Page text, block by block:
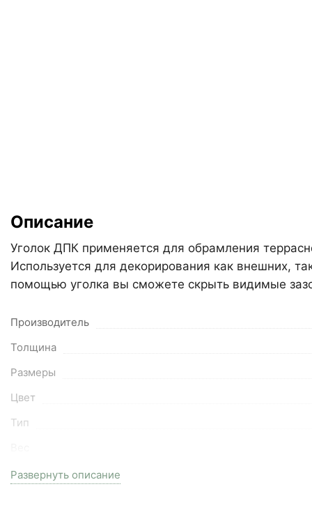
Описание
Уголок ДПК применяется для обрамления
Используется для декорирования как внешних,
помощью уголка вы сможете скрыть видимые
Производитель
Толщина
Размеры
Цвет
Тип
Температура эксплуатации
Развернуть описание